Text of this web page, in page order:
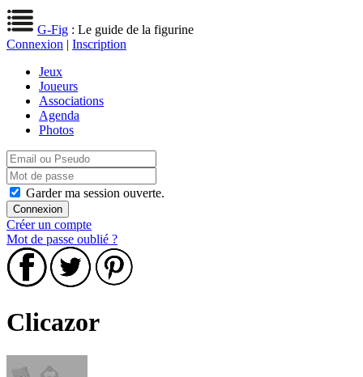
G-Fig : Le guide de la figurine
Connexion | Inscription
Jeux
Joueurs
Associations
Agenda
Photos
Garder ma session ouverte.
Créer un compte
Mot de passe oublié ?
Clicazor